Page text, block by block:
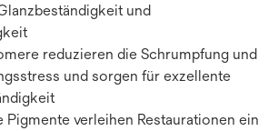
und
reduzieren die Schrumpfung und
und sorgen für exzellente
Pigmente verleihen Restaurationen ein